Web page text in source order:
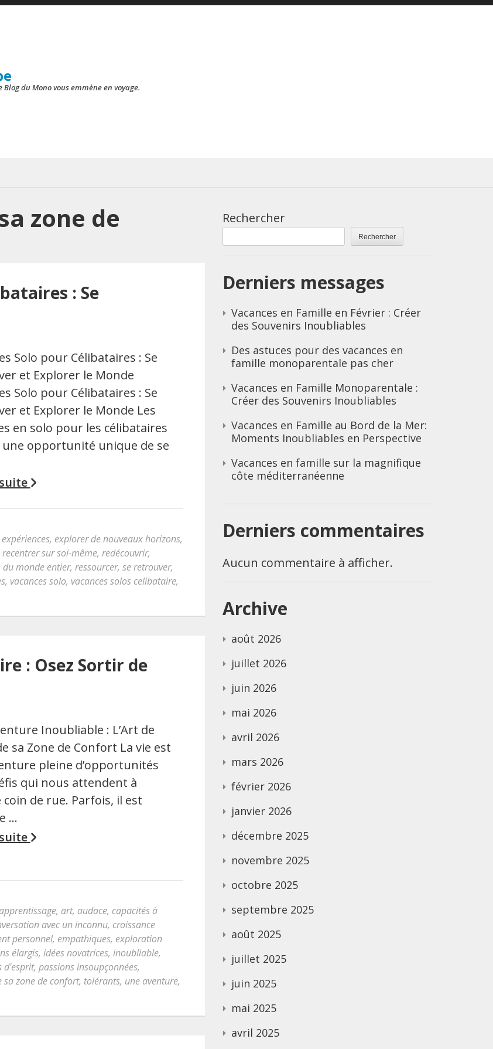
du Mono vous emmène en voyage.
zone de
: Se
Solo pour Célibataires : Se
et Explorer le Monde
Solo pour Célibataires : Se
et Explorer le Monde Les
en solo pour les célibataires
opportunité unique de se
, explorer de nouveaux horizons,
recentrer sur soi-même, redécouvrir,
du monde entier, ressourcer, se retrouver,
, vacances solo, vacances solos celibataire,
: Osez Sortir de
Inoubliable : L’Art de
sa Zone de Confort La vie est
pleine d’opportunités
qui nous attendent à
coin de rue. Parfois, il est
…
apprentissage, art, audace, capacités à
avec un inconnu, croissance
personnel, empathiques, exploration
élargis, idées novatrices, inoubliable,
d'esprit, passions insoupçonnées,
sa zone de confort, tolérants, une aventure,
Rechercher
Rechercher
Derniers messages
Vacances en Famille en Février : Créer
des Souvenirs Inoubliables
Des astuces pour des vacances en
famille monoparentale pas cher
Vacances en Famille Monoparentale :
Créer des Souvenirs Inoubliables
Vacances en Famille au Bord de la Mer:
Moments Inoubliables en Perspective
Vacances en famille sur la magnifique
côte méditerranéenne
Derniers commentaires
Aucun commentaire à afficher.
Archive
août 2026
juillet 2026
juin 2026
mai 2026
avril 2026
mars 2026
février 2026
janvier 2026
décembre 2025
novembre 2025
octobre 2025
septembre 2025
août 2025
juillet 2025
juin 2025
mai 2025
avril 2025